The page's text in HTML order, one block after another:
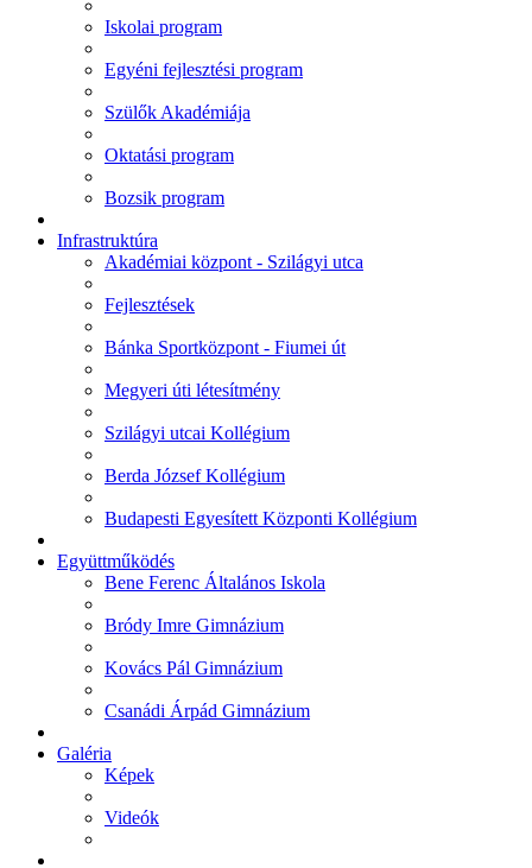
Iskolai program
Egyéni fejlesztési program
Szülők Akadémiája
Oktatási program
Bozsik program
Infrastruktúra
Akadémiai központ - Szilágyi utca
Fejlesztések
Bánka Sportközpont - Fiumei út
Megyeri úti létesítmény
Szilágyi utcai Kollégium
Berda József Kollégium
Budapesti Egyesített Központi Kollégium
Együttműködés
Bene Ferenc Általános Iskola
Bródy Imre Gimnázium
Kovács Pál Gimnázium
Csanádi Árpád Gimnázium
Galéria
Képek
Videók